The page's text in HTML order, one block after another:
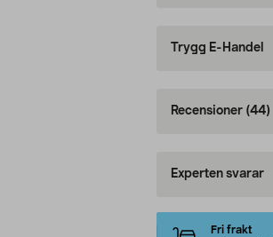
Trygg E-Handel
Recensioner (44)
Experten svarar
Fri frakt